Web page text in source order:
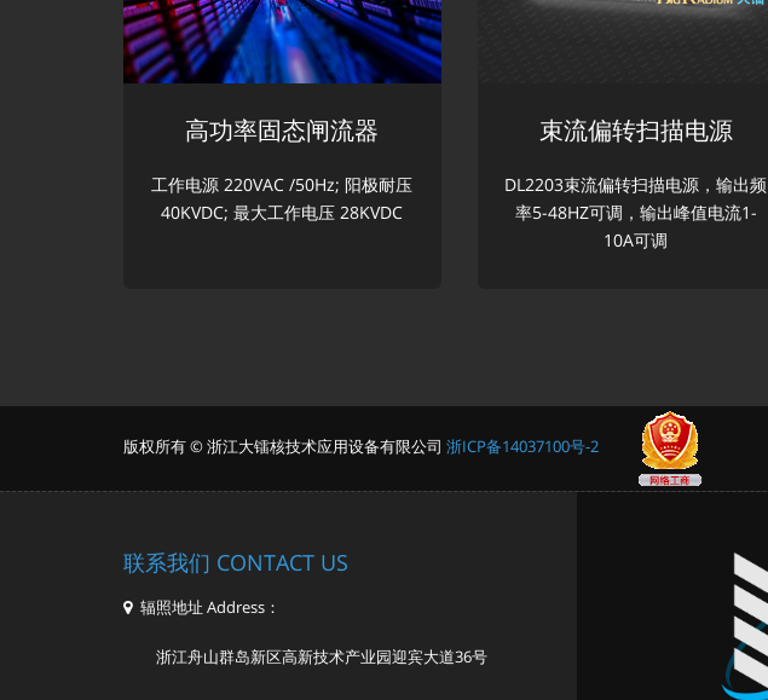
高功率固态闸流器
工作电源 220VAC /50Hz; 阳极耐压
40KVDC; 最大工作电压 28KVDC
束流偏转扫描电源
DL2203束流偏转扫描电源，输出频
率5-48HZ可调，输出峰值电流1-
10A可调
版权所有 © 浙江大镭核技术应用设备有限公司 浙ICP备14037100号-2
联系我们 CONTACT US
辐照地址 Address：
浙江舟山群岛新区高新技术产业园迎宾大道36号